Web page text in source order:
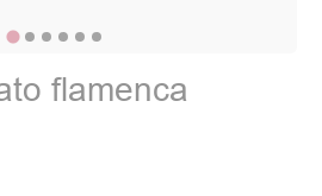
flamenca